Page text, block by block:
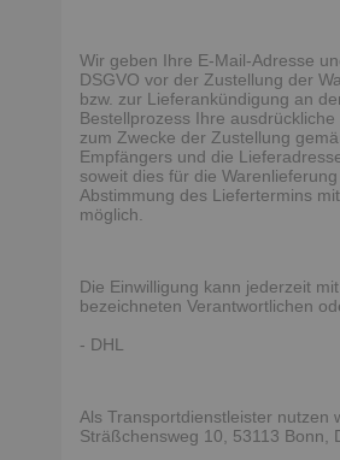
Wir geben Ihre E-Mail-Adresse
DSGVO vor der Zustellung der
bzw. zur Lieferankündigung an
Bestellprozess Ihre
zum Zwecke der Zustellung
Empfängers und die
soweit dies für die
Abstimmung des Liefertermins
möglich.
Die Einwilligung kann jederzeit
bezeichneten Verantwortlichen
- DHL
Als Transportdienstleister nutzen
Sträßchensweg 10, 53113 Bonn,